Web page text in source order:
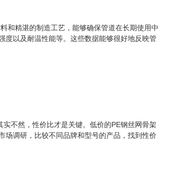
和精湛的制造工艺，能够确保管道在长期使用中
度以及耐温性能等。这些数据能够很好地反映管
不然，性价比才是关键。低价的PE钢丝网骨架
场调研，比较不同品牌和型号的产品，找到性价